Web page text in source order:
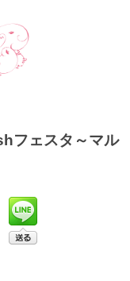
フェスタ～マル